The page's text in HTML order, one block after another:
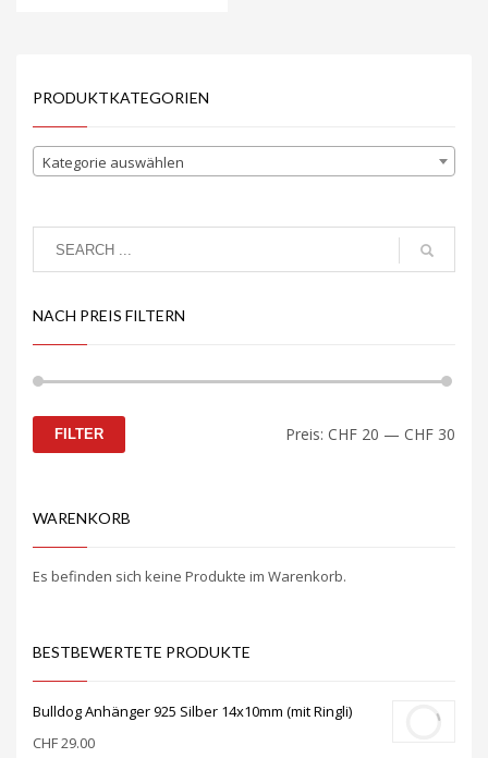
PRODUKTKATEGORIEN
Kategorie auswählen
NACH PREIS FILTERN
FILTER Preis: CHF 20 — CHF 30
WARENKORB
Es befinden sich keine Produkte im Warenkorb.
BESTBEWERTETE PRODUKTE
Bulldog Anhänger 925 Silber 14x10mm (mit Ringli)
CHF29.00